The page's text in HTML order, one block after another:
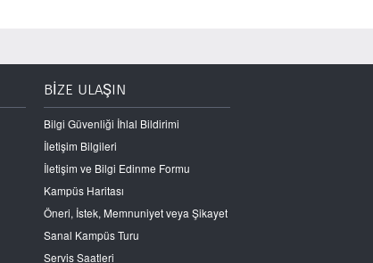
BİZE ULAŞIN
Bilgi Güvenliği İhlal Bildirimi
İletişim Bilgileri
İletişim ve Bilgi Edinme Formu
Kampüs Haritası
Öneri, İstek, Memnuniyet veya Şikayet
Sanal Kampüs Turu
Servis Saatleri